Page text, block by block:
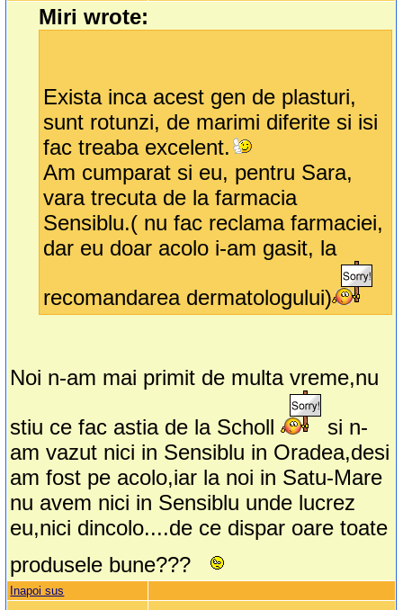
Miri wrote:
Exista inca acest gen de plasturi,
sunt rotunzi, de marimi diferite si isi
fac treaba excelent.
Am cumparat si eu, pentru Sara,
vara trecuta de la farmacia
Sensiblu.( nu fac reclama farmaciei,
dar eu doar acolo i-am gasit, la
recomandarea dermatologului)
Noi n-am mai primit de multa vreme,nu
stiu ce fac astia de la Scholl
si n-
am vazut nici in Sensiblu in Oradea,desi
am fost pe acolo,iar la noi in Satu-Mare
nu avem nici in Sensiblu unde lucrez
eu,nici dincolo....de ce dispar oare toate
produsele bune???
Inapoi sus